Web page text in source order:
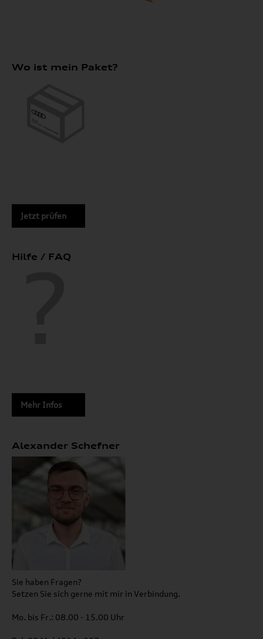
Wo ist mein Paket?
Jetzt prüfen
Hilfe / FAQ
Mehr Infos
Alexander Schefner
Sie haben Fragen?
Setzen Sie sich gerne mit mir in Verbindung.
Mo. bis Fr.: 08.00 - 15.00 Uhr